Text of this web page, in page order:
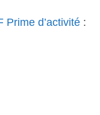
Prime d’activité :